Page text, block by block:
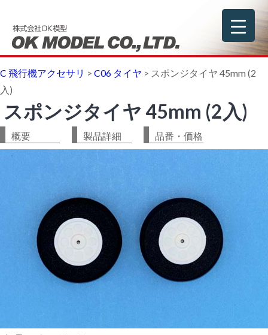
C 飛行機アクセサリ > C06 タイヤ > スポンジタイヤ 45mm (2
入)
スポンジタイヤ 45mm (2入)
概要 製品詳細 品番・価格